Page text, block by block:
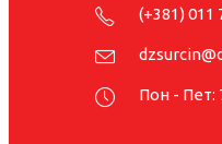
(+381) 011
Пон - Пет: